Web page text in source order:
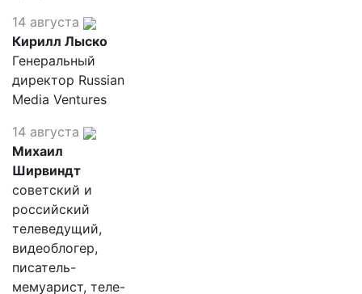
14 августа
Кирилл Лыско
Генеральный
директор Russian
Media Ventures
14 августа
Михаил
Ширвиндт
советский и
российский
телеведущий,
видеоблогер,
писатель-
мемуарист, теле-